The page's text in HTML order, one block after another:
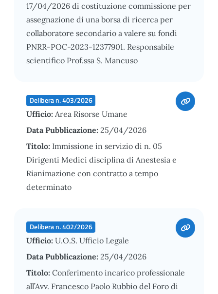
17/04/2026 di costituzione commissione per
assegnazione di una borsa di ricerca per
collaboratore secondario a valere su fondi
PNRR-POC-2023-12377901. Responsabile
scientifico Prof.ssa S. Mancuso
Delibera n. 403/2026
Ufficio: Area Risorse Umane
Data Pubblicazione: 25/04/2026
Titolo: Immissione in servizio di n. 05
Dirigenti Medici disciplina di Anestesia e
Rianimazione con contratto a tempo
determinato
Delibera n. 402/2026
Ufficio: U.O.S. Ufficio Legale
Data Pubblicazione: 25/04/2026
Titolo: Conferimento incarico professionale
all’Avv. Francesco Paolo Rubbio del Foro di